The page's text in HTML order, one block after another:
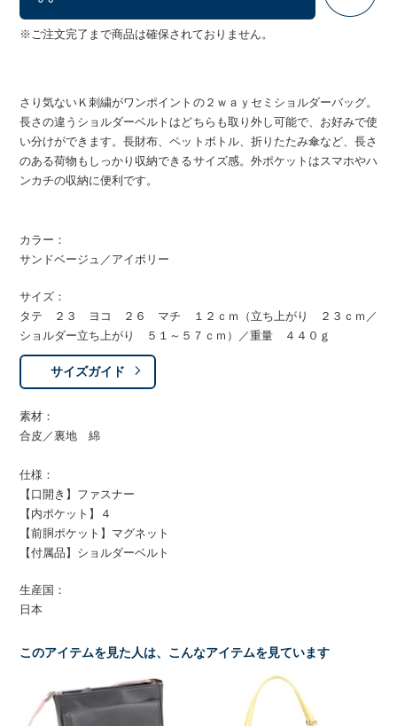
※ご注文完了まで商品は確保されておりません。
さり気ないＫ刺繍がワンポイントの２ｗａｙセミショルダーバッグ。
長さの違うショルダーベルトはどちらも取り外し可能で、お好みで使
い分けができます。長財布、ペットボトル、折りたたみ傘など、長さ
のある荷物もしっかり収納できるサイズ感。外ポケットはスマホやハ
ンカチの収納に便利です。
カラー：
サンドベージュ／アイボリー
サイズ：
タテ ２３ ヨコ ２６ マチ １２ｃｍ（立ち上がり ２３ｃｍ／
ショルダー立ち上がり ５１～５７ｃｍ）／重量 ４４０ｇ
サイズガイド
素材：
合皮／裏地 綿
仕様：
【口開き】ファスナー
【内ポケット】４
【前胴ポケット】マグネット
【付属品】ショルダーベルト
生産国：
日本
このアイテムを見た人は、こんなアイテムを見ています